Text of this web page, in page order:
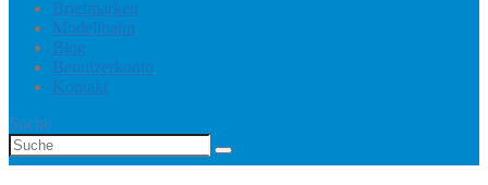
Briefmarken
Modellbahn
Blog
Benutzerkonto
Kontakt
Suche